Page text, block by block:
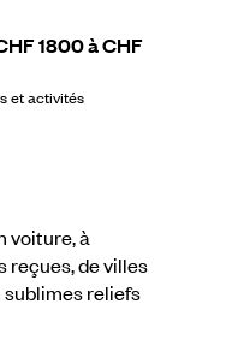
1800 à CHF
et activités
voiture, à
reçues, de villes
sublimes reliefs